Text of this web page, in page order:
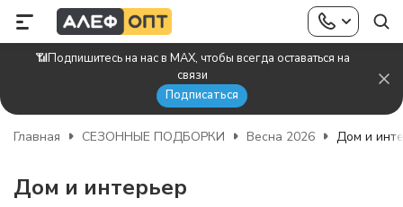
📶Подпишитесь на нас в MAX, чтобы всегда оставаться на
связи
Подписаться
Главная СЕЗОННЫЕ ПОДБОРКИ Весна 2026 Дом и
Дом и интерьер